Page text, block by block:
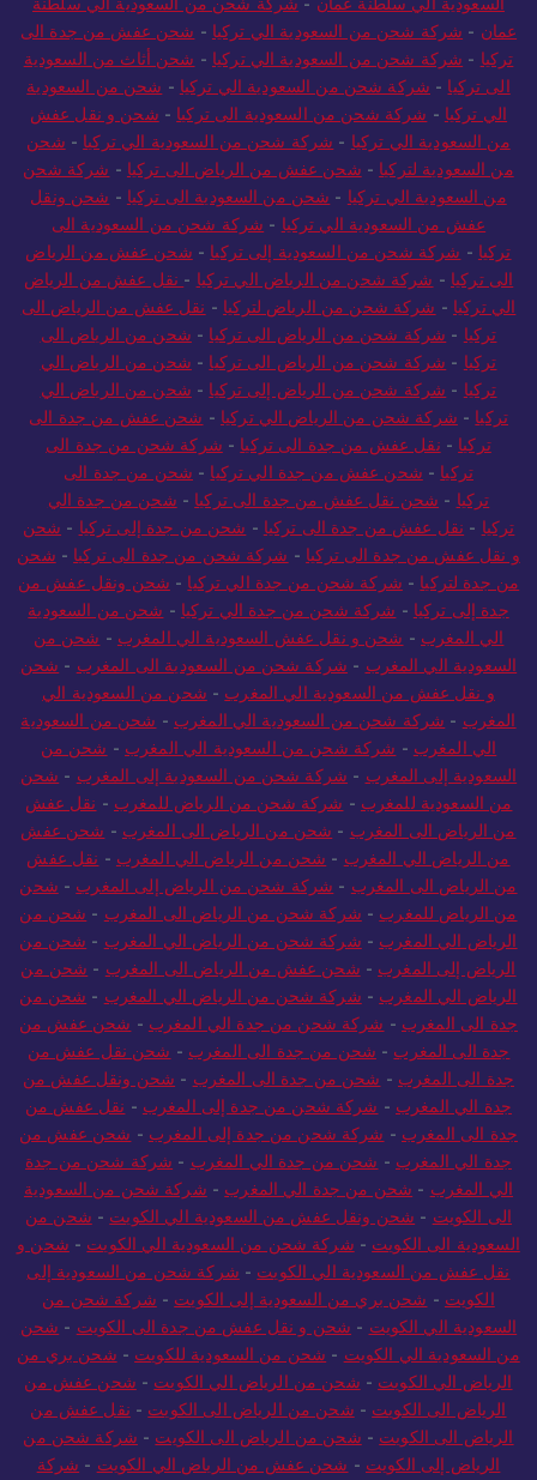
عمان - شركة شحن من السعودية الي تركيا - شحن عفش من جدة الى
تركيا - شركة شحن من السعودية الي تركيا - شحن أثاث من السعودية
الى تركيا - شركة شحن من السعودية الي تركيا - شحن من السعودية
الي تركيا - شركة شحن من السعودية الى تركيا - شحن و نقل عفش
من السعودية الي تركيا - شركة شحن من السعودية الي تركيا - شحن
من السعودية لتركيا - شحن عفش من الرياض الى تركيا - شركة شحن
من السعودية الي تركيا - شحن من السعودية الى تركيا - شحن ونقل
عفش من السعودية الي تركيا - شركة شحن من السعودية الى
تركيا - شركة شحن من السعودية إلى تركيا - شحن عفش من الرياض
الى تركيا - شركة شحن من الرياض الي تركيا - نقل عفش من الرياض
الي تركيا - شركة شحن من الرياض لتركيا - نقل عفش من الرياض الى
تركيا - شركة شحن من الرياض الى تركيا - شحن من الرياض الى
تركيا - شركة شحن من الرياض الى تركيا - شحن من الرياض الي
تركيا - شركة شحن من الرياض إلى تركيا - شحن من الرياض الي
تركيا - شركة شحن من الرياض الي تركيا - شحن عفش من جدة الى
تركيا - نقل عفش من جدة الى تركيا - شركة شحن من جدة الى
تركيا - شحن عفش من جدة الي تركيا - شحن من جدة الى
تركيا - شحن نقل عفش من جدة الى تركيا - شحن من جدة الي
تركيا - نقل عفش من جدة الى تركيا - شحن من جدة إلى تركيا - شحن
و نقل عفش من جدة الى تركيا - شركة شحن من جدة الى تركيا - شحن
من جدة لتركيا - شركة شحن من جدة الي تركيا - شحن ونقل عفش من
جدة إلى تركيا - شركة شحن من جدة الي تركيا - شحن من السعودية
الي المغرب - شحن و نقل عفش السعودية الي المغرب - شحن من
السعودية الي المغرب - شركة شحن من السعودية الى المغرب - شحن
و نقل عفش من السعودية الي المغرب - شحن من السعودية الي
المغرب - شركة شحن من السعودية الي المغرب - شحن من السعودية
الي المغرب - شركة شحن من السعودية الي المغرب - شحن من
السعودية إلى المغرب - شركة شحن من السعودية إلى المغرب - شحن
من السعودية للمغرب - شركة شحن من الرياض للمغرب - نقل عفش
من الرياض الى المغرب - شحن من الرياض الى المغرب - شحن عفش
من الرياض الي المغرب - شحن من الرياض الي المغرب - نقل عفش
من الرياض الى المغرب - شركة شحن من الرياض إلى المغرب - شحن
من الرياض للمغرب - شركة شحن من الرياض الى المغرب - شحن من
الرياض الي المغرب - شركة شحن من الرياض الي المغرب - شحن من
الرياض إلى المغرب - شحن عفش من الرياض الى المغرب - شحن من
الرياض الي المغرب - شركة شحن من الرياض الي المغرب - شحن من
جدة الى المغرب - شركة شحن من جدة الي المغرب - شحن عفش من
جدة الى المغرب - شحن من جدة الى المغرب - شحن نقل عفش من
جدة الى المغرب - شحن من جدة الى المغرب - شحن ونقل عفش من
جدة الي المغرب - شركة شحن من جدة إلى المغرب - نقل عفش من
جدة الى المغرب - شركة شحن من جدة إلى المغرب - شحن عفش من
جدة الي المغرب - شحن من جدة الي المغرب - شركة شحن من جدة
الي المغرب - شحن من جدة الي المغرب - شركة شحن من السعودية
الى الكويت - شحن ونقل عفش من السعودية الي الكويت - شحن من
السعودية الى الكويت - شركة شحن من السعودية الي الكويت - شحن و
نقل عفش من السعودية الي الكويت - شركة شحن من السعودية إلى
الكويت - شحن بري من السعودية إلى الكويت - شركة شحن من
السعودية الي الكويت - شحن و نقل عفش من جدة الى الكويت - شحن
من السعودية الي الكويت - شحن من السعودية للكويت - شحن بري من
الرياض الي الكويت - شحن من الرياض الي الكويت - شحن عفش من
الرياض الى الكويت - شحن من الرياض الى الكويت - نقل عفش من
الرياض الى الكويت - شحن من الرياض الى الكويت - شركة شحن من
الرياض إلى الكويت - شحن عفش من الرياض الي الكويت - شركة